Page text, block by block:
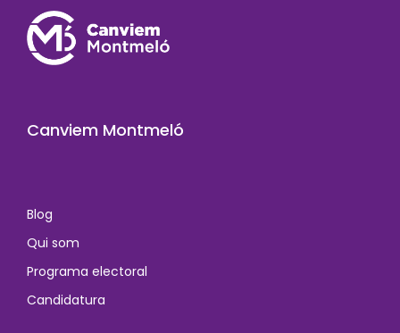
Canviem Montmeló
Blog
Qui som
Programa electoral
Candidatura